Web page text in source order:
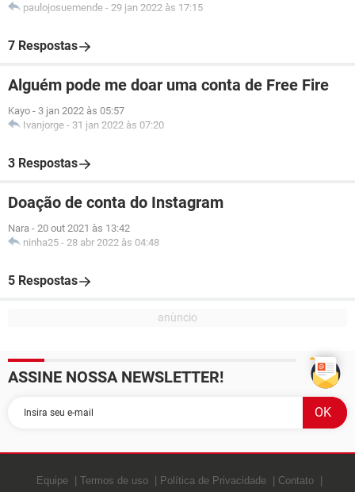
paulojosuemende - 29 jan 2022 às 17:15
7 Respostas
Alguém pode me doar uma conta de Free Fire
Kayo - 3 jan 2022 às 05:57
Ivanjorge - 31 jan 2022 às 07:20
3 Respostas
Doação de conta do Instagram
Nara - 20 out 2021 às 13:42
ninha25 - 28 abr 2022 às 04:48
5 Respostas
ASSINE NOSSA NEWSLETTER!
Equipe Termos de uso Política de Privacidade Contato